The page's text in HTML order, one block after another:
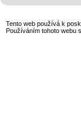
Tento web používá k
Používáním tohoto webu